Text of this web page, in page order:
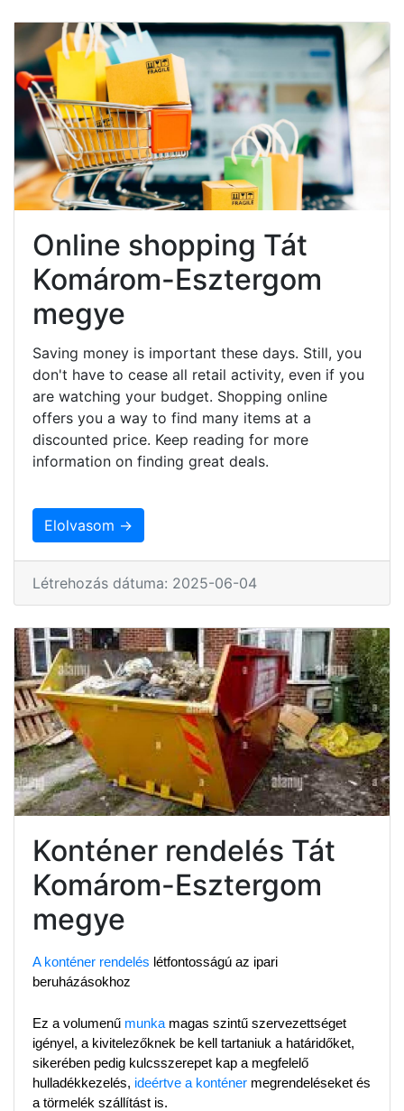
Online shopping Tát
Komárom-Esztergom
megye
Saving money is important these days. Still, you
don't have to cease all retail activity, even if you
are watching your budget. Shopping online
offers you a way to find many items at a
discounted price. Keep reading for more
information on finding great deals.
Elolvasom →
Létrehozás dátuma: 2025-06-04
Konténer rendelés Tát
Komárom-Esztergom
megye
A konténer rendelés létfontosságú az ipari
beruházásokhoz
Ez a volumenű munka magas szintű szervezettséget
igényel, a kivitelezőknek be kell tartaniuk a határidőket,
sikerében pedig kulcsszerepet kap a megfelelő
hulladékkezelés, ideértve a konténer megrendeléseket és
a törmelék szállítást is.